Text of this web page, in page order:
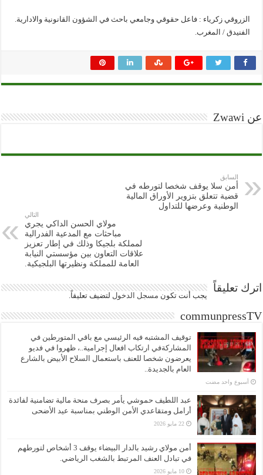
الزروقي زكرياء : فاعل حقوقي وجامعي باحث في الشؤون القانونية والادارية.
الفنيدق / المغرب.
عن Zwawi
السابق
أمن سلا يوقف شخصا لتورطه في
قضية تتعلق بتزوير الأوراق المالية
الوطنية وعرضها للتداول
التالي
مولاي الحسن الداكي يجري
مباحثات مع المدعية الفدرالية
لمملكة بلجيكا وذلك في إطار تعزيز
علاقات التعاون بين مؤسستي النيابة
العامة للمملكة ونظيرتها البلجيكية.
اترك تعليقاً
يجب أنت تكون مسجل الدخول لتضيف تعليقاً.
communpressTV
توقيف المشتبه فيه الرئيسي مع باقي المتورطين في
المشاركةفي ارتكاب افعال إجرامية..، ظهروا في فديو
يعرضون شخصا للعنف باستعمال السلاح الأبيض بالشارع
العام بالجديدة..
‏أسبوع واحد مضت
عبد اللطيف حموشي يأمر بصرف منحة مالية تضامنية لفائدة
أرامل ومتقاعدي الأمن الوطني بمناسبة عيد الأضحى
22 مايو 2026
أمن مولاي رشيد بالدار البيضاء يوقف 3 أشخاص لتورطهم
في تبادل العنف المرتبط بالشغب الرياضي.
10 مايو 2026